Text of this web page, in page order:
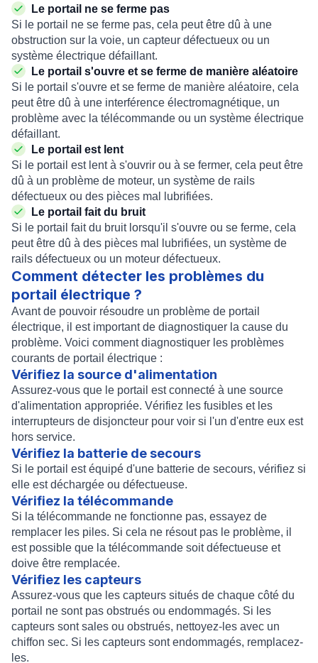
Le portail ne se ferme pas
Si le portail ne se ferme pas, cela peut être dû à une
obstruction sur la voie, un capteur défectueux ou un
système électrique défaillant.
Le portail s'ouvre et se ferme de manière aléatoire
Si le portail s'ouvre et se ferme de manière aléatoire, cela
peut être dû à une interférence électromagnétique, un
problème avec la télécommande ou un système électrique
défaillant.
Le portail est lent
Si le portail est lent à s'ouvrir ou à se fermer, cela peut être
dû à un problème de moteur, un système de rails
défectueux ou des pièces mal lubrifiées.
Le portail fait du bruit
Si le portail fait du bruit lorsqu'il s'ouvre ou se ferme, cela
peut être dû à des pièces mal lubrifiées, un système de
rails défectueux ou un moteur défectueux.
Comment détecter les problèmes du
portail électrique ?
Avant de pouvoir résoudre un problème de portail
électrique, il est important de diagnostiquer la cause du
problème. Voici comment diagnostiquer les problèmes
courants de portail électrique :
Vérifiez la source d'alimentation
Assurez-vous que le portail est connecté à une source
d'alimentation appropriée. Vérifiez les fusibles et les
interrupteurs de disjoncteur pour voir si l'un d'entre eux est
hors service.
Vérifiez la batterie de secours
Si le portail est équipé d'une batterie de secours, vérifiez si
elle est déchargée ou défectueuse.
Vérifiez la télécommande
Si la télécommande ne fonctionne pas, essayez de
remplacer les piles. Si cela ne résout pas le problème, il
est possible que la télécommande soit défectueuse et
doive être remplacée.
Vérifiez les capteurs
Assurez-vous que les capteurs situés de chaque côté du
portail ne sont pas obstrués ou endommagés. Si les
capteurs sont sales ou obstrués, nettoyez-les avec un
chiffon sec. Si les capteurs sont endommagés, remplacez-
les.